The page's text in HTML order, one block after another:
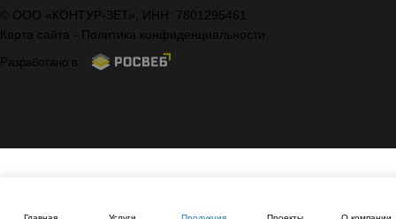
© ООО «КОНТУР-ЗЕТ», ИНН: 7801295461
Карта сайта - Политика конфиденциальности
Разработано в